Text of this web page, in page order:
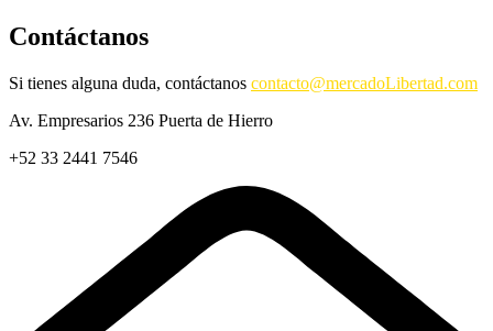
Contáctanos
Si tienes alguna duda, contáctanos contacto@mercadoLibertad.com
Av. Empresarios 236 Puerta de Hierro
+52 33 2441 7546